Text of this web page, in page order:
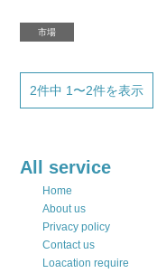
市場
2件中 1〜2件を表示
All service
Home
About us
Privacy policy
Contact us
Loacation require